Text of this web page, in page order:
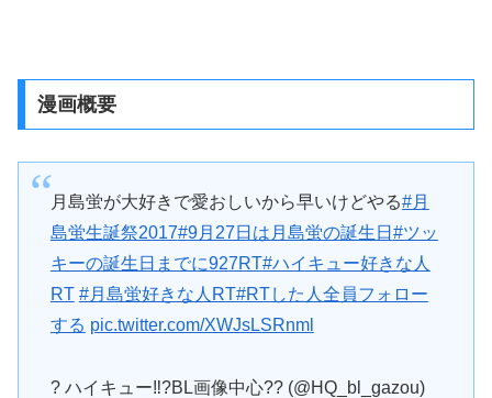
漫画概要
月島蛍が大好きで愛おしいから早いけどやる#月
島蛍生誕祭2017#9月27日は月島蛍の誕生日 #ツッ
キーの誕生日までに927RT#ハイキュー好きな人
RT #月島蛍好きな人RT#RTした人全員フォロー
する pic.twitter.com/XWJsLSRnml
? ハイキュー‼?BL画像中心?? (@HQ_bl_gazou)